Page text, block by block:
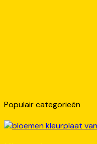
Populair categorieën